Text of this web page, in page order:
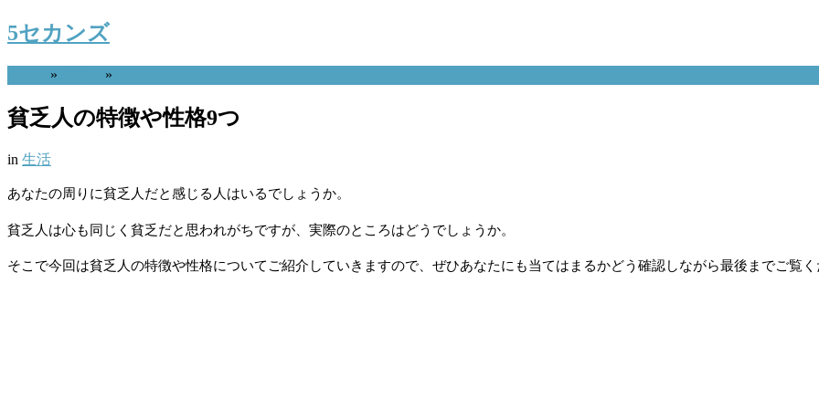
5セカンズ
» »
貧乏人の特徴や性格9つ
in 生活
あなたの周りに貧乏人だと感じる人はいるでしょうか。
貧乏人は心も同じく貧乏だと思われがちですが、実際のところはどうでしょうか。
そこで今回は貧乏人の特徴や性格についてご紹介していきますので、ぜひあなたにも当てはまるかどう確認しながら最後までご覧